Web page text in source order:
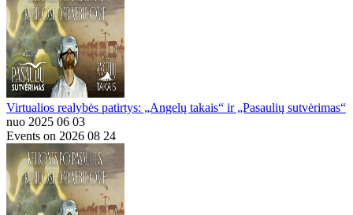
Virtualios realybės patirtys: „Angelų takais“ ir „Pasaulių sutvėrimas“
nuo 2025 06 03
Events on 2026 08 24